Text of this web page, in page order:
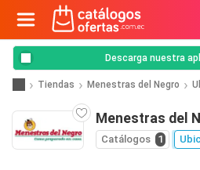
Descarga nuestra
Tiendas Menestras del Negro
Menestras del
Catálogos 1